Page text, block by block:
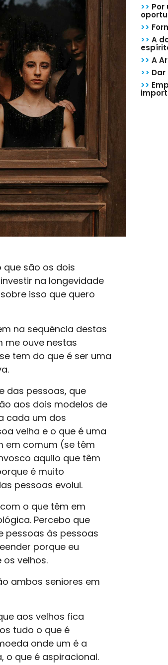
são os dois
na longevidade
isso que quero
na sequência destas
me ouve nestas
tem do que é ser uma
das pessoas, que
aos dois modelos de
cada um dos
velha e o que é uma
em comum (se têm
aquilo que têm
é muito
pessoas evolui.
o que têm em
Percebo que
pessoas às pessoas
porque eu
velhos.
ambos seniores em
aos velhos fica
tudo o que é
onde um é a
o que é aspiracional.
>> Por
>>
>> A
>> A
>>
>>